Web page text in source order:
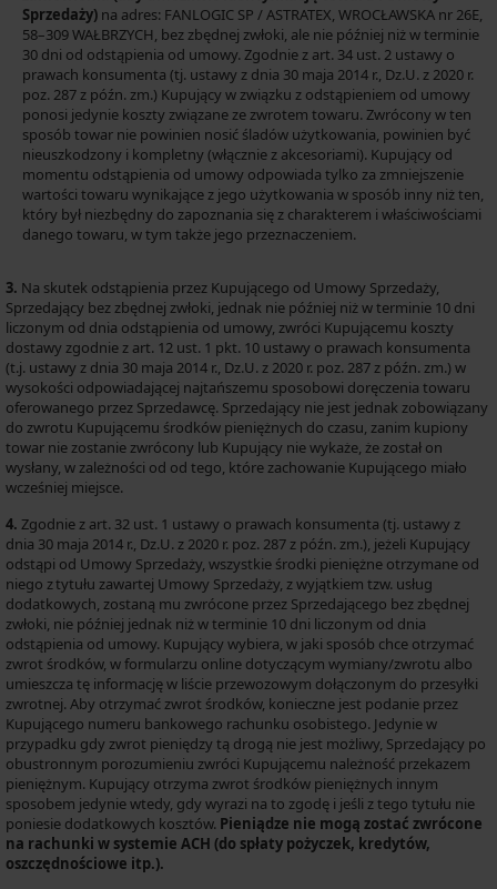
Sprzedaży) na adres: FANLOGIC SP / ASTRATEX, WROCŁAWSKA nr 26E,
58–309 WAŁBRZYCH, bez zbędnej zwłoki, ale nie później niż w terminie
30 dni od odstąpienia od umowy. Zgodnie z art. 34 ust. 2 ustawy o
prawach konsumenta (tj. ustawy z dnia 30 maja 2014 r., Dz.U. z 2020 r.
poz. 287 z późn. zm.) Kupujący w związku z odstąpieniem od umowy
ponosi jedynie koszty związane ze zwrotem towaru. Zwrócony w ten
sposób towar nie powinien nosić śladów użytkowania, powinien być
nieuszkodzony i kompletny (włącznie z akcesoriami). Kupujący od
momentu odstąpienia od umowy odpowiada tylko za zmniejszenie
wartości towaru wynikające z jego użytkowania w sposób inny niż ten,
który był niezbędny do zapoznania się z charakterem i właściwościami
danego towaru, w tym także jego przeznaczeniem.
3. Na skutek odstąpienia przez Kupującego od Umowy Sprzedaży,
Sprzedający bez zbędnej zwłoki, jednak nie później niż w terminie 10 dni
liczonym od dnia odstąpienia od umowy, zwróci Kupującemu koszty
dostawy zgodnie z art. 12 ust. 1 pkt. 10 ustawy o prawach konsumenta
(t.j. ustawy z dnia 30 maja 2014 r., Dz.U. z 2020 r. poz. 287 z późn. zm.) w
wysokości odpowiadającej najtańszemu sposobowi doręczenia towaru
oferowanego przez Sprzedawcę. Sprzedający nie jest jednak zobowiązany
do zwrotu Kupującemu środków pieniężnych do czasu, zanim kupiony
towar nie zostanie zwrócony lub Kupujący nie wykaże, że został on
wysłany, w zależności od od tego, które zachowanie Kupującego miało
wcześniej miejsce.
4. Zgodnie z art. 32 ust. 1 ustawy o prawach konsumenta (tj. ustawy z
dnia 30 maja 2014 r., Dz.U. z 2020 r. poz. 287 z późn. zm.), jeżeli Kupujący
odstąpi od Umowy Sprzedaży, wszystkie środki pieniężne otrzymane od
niego z tytułu zawartej Umowy Sprzedaży, z wyjątkiem tzw. usług
dodatkowych, zostaną mu zwrócone przez Sprzedającego bez zbędnej
zwłoki, nie później jednak niż w terminie 10 dni liczonym od dnia
odstąpienia od umowy. Kupujący wybiera, w jaki sposób chce otrzymać
zwrot środków, w formularzu online dotyczącym wymiany/zwrotu albo
umieszcza tę informację w liście przewozowym dołączonym do przesyłki
zwrotnej. Aby otrzymać zwrot środków, konieczne jest podanie przez
Kupującego numeru bankowego rachunku osobistego. Jedynie w
przypadku gdy zwrot pieniędzy tą drogą nie jest możliwy, Sprzedający po
obustronnym porozumieniu zwróci Kupującemu należność przekazem
pieniężnym. Kupujący otrzyma zwrot środków pieniężnych innym
sposobem jedynie wtedy, gdy wyrazi na to zgodę i jeśli z tego tytułu nie
poniesie dodatkowych kosztów. Pieniądze nie mogą zostać zwrócone
na rachunki w systemie ACH (do spłaty pożyczek, kredytów,
oszczędnościowe itp.).